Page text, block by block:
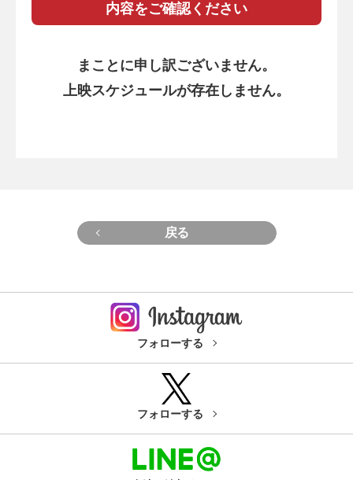
内容をご確認ください
まことに申し訳ございません。
上映スケジュールが存在しません。
戻る
フォローする
フォローする